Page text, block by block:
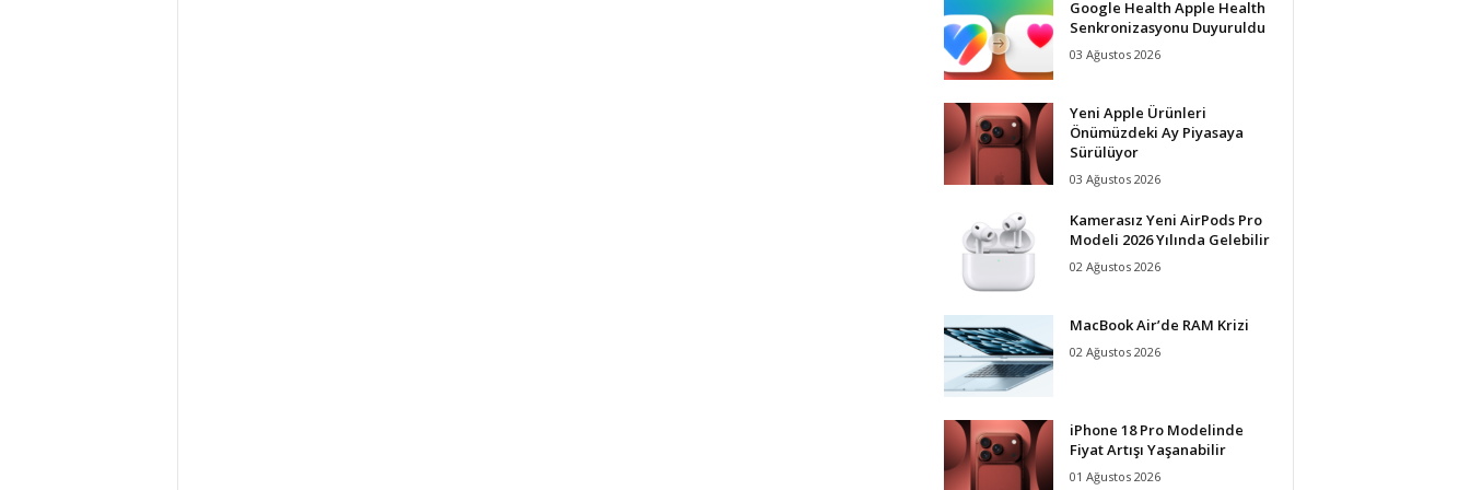
Google Health Apple Health
Senkronizasyonu Duyuruldu
03 Ağustos 2026
Yeni Apple Ürünleri
Önümüzdeki Ay Piyasaya
Sürülüyor
03 Ağustos 2026
Kamerasız Yeni AirPods Pro
Modeli 2026 Yılında Gelebilir
02 Ağustos 2026
MacBook Air’de RAM Krizi
02 Ağustos 2026
iPhone 18 Pro Modelinde
Fiyat Artışı Yaşanabilir
01 Ağustos 2026